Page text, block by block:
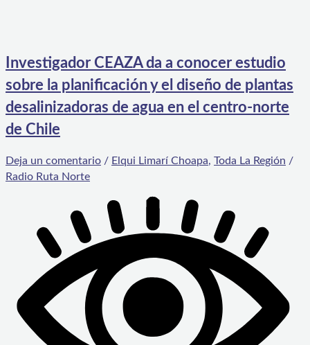
Investigador CEAZA da a conocer estudio
sobre la planificación y el diseño de plantas
desalinizadoras de agua en el centro-norte
de Chile
Deja un comentario / Elqui Limarí Choapa, Toda La Región /
Radio Ruta Norte